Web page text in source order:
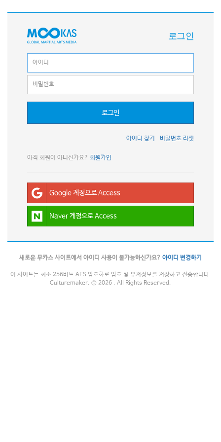
로그인
로그인
비밀번호 리셋
아이디 찾기
아직 회원이 아니신가요? 회원가입
Google 계정으로 Access
Naver 계정으로 Access
새로운 무카스 사이트에서 아이디 사용이 불가능하신가요? 아이디 변경하기
이 사이트는 최소 256비트 AES 암호화로 암호 및 유저정보를 저장하고 전송합니다.
Culturemaker. © 2026 . All Rights Reserved.